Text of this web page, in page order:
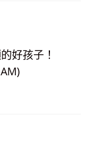
好孩子！